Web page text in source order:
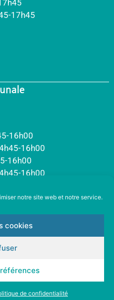
notre site web et notre service.
cookies
de confidentialité
17h45
16h00
16h00
16h00
16h00